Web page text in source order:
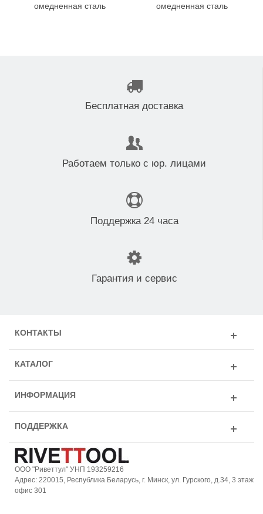
омедненная сталь
омедненная сталь
Бесплатная доставка
Работаем только с юр. лицами
Поддержка 24 часа
Гарантия и сервис
КОНТАКТЫ
КАТАЛОГ
ИНФОРМАЦИЯ
ПОДДЕРЖКА
ООО "Риветтул" УНП 193259216
Адрес: 220015, Республика Беларусь, г. Минск, ул. Гурского, д.34, 3 этаж
офис 301